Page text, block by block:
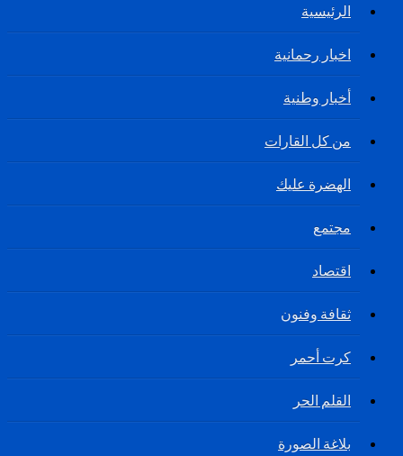
الرئيسية
اخبار رحمانية
أخبار وطنية
من كل القارات
الهضرة عليك
مجتمع
اقتصاد
ثقافة وفنون
كرت أحمر
القلم الحر
بلاغة الصورة